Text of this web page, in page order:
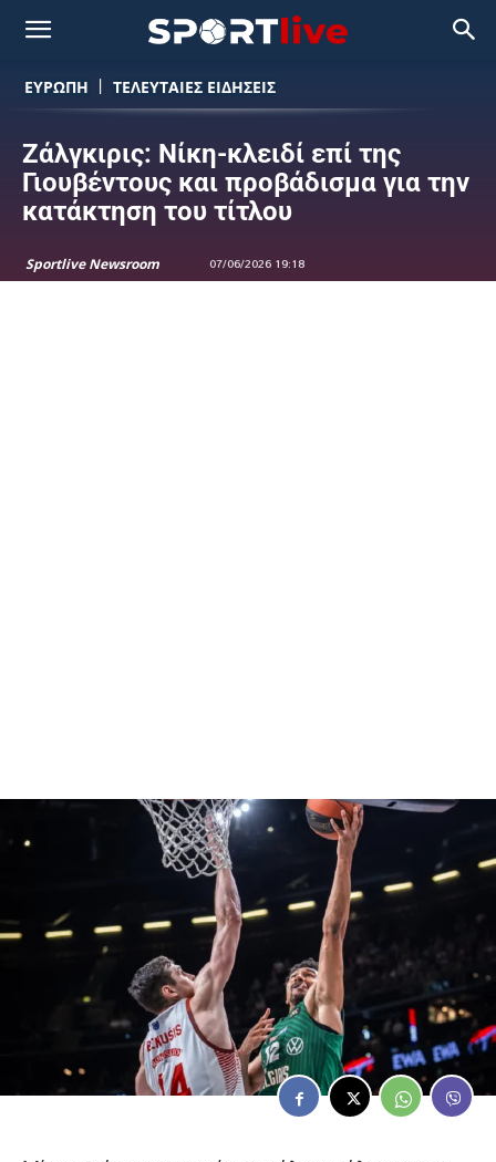
ΕΥΡΩΠΗ ΤΕΛΕΥΤΑΙΕΣ ΕΙΔΗΣΕΙΣ
Ζάλγκιρις: Νίκη-κλειδί επί της
Γιουβέντους και προβάδισμα για την
κατάκτηση του τίτλου
Sportlive Newsroom 07/06/2026 19:18